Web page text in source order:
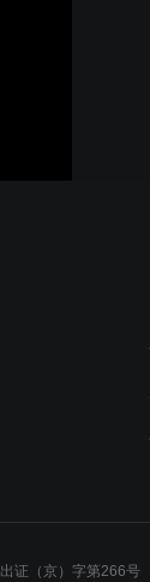
证（京）字第266号